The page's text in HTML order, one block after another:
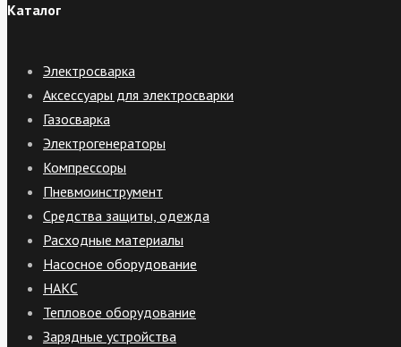
Каталог
Электросварка
Аксессуары для электросварки
Газосварка
Электрогенераторы
Компрессоры
Пневмоинструмент
Средства защиты, одежда
Расходные материалы
Насосное оборудование
НАКС
Тепловое оборудование
Зарядные устройства